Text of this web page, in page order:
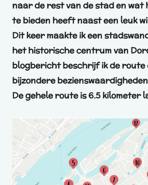
naar de rest van de stad en wat
te bieden heeft naast een leuk
Dit keer maakte ik een
het historische centrum van
blogbericht beschrijf ik de route
bijzondere
De gehele route is 6.5 kilometer